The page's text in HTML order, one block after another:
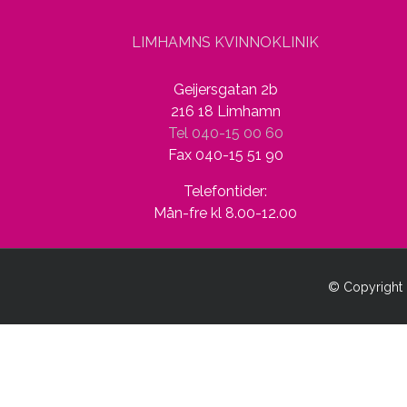
LIMHAMNS KVINNOKLINIK
Geijersgatan 2b
216 18 Limhamn
Tel 040-15 00 60
Fax 040-15 51 90
Telefontider:
Mån-fre kl 8.00-12.00
© Copyright